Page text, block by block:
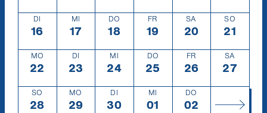
DI
Dienstag
16.4.
16
MI
Mittwoch
17.4.
17
DO
Donnerstag
18.4.
18
FR
Freitag
19.4.
19
SA
Samstag
20.4.
20
SO
Sonntag
21.4.
21
MO
Montag
22.4.
22
DI
Dienstag
23.4.
23
MI
Mittwoch
24.4.
24
DO
Donnerstag
25.4.
25
FR
Freitag
26.4.
26
SA
27.4.
27
SO
Sonntag
28.4.
28
MO
Montag
29.4.
29
DI
Dienstag
30.4.
30
MI
Mittwoch
1.5.
01
DO
Donnerstag
2.5.
02